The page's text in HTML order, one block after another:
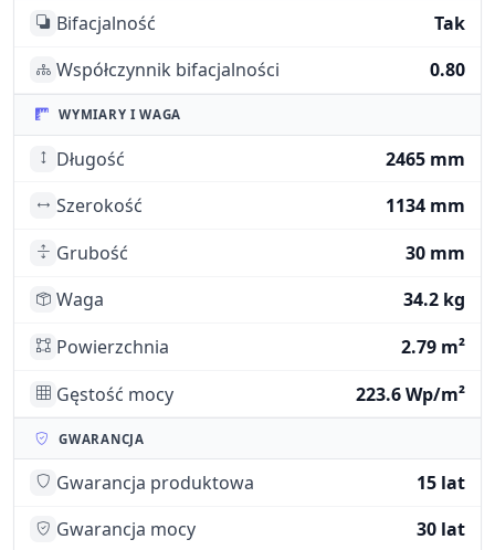
Bifacjalność
Tak
Współczynnik bifacjalności
0.80
WYMIARY I WAGA
Długość
2465 mm
Szerokość
1134 mm
Grubość
30 mm
Waga
34.2 kg
Powierzchnia
2.79 m²
Gęstość mocy
223.6 Wp/m²
GWARANCJA
Gwarancja produktowa
15 lat
Gwarancja mocy
30 lat